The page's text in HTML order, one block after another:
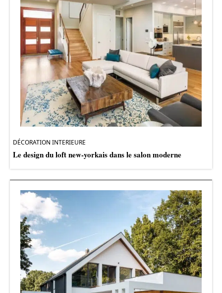
DÉCORATION INTERIEURE
Le design du loft new-yorkais dans le salon moderne